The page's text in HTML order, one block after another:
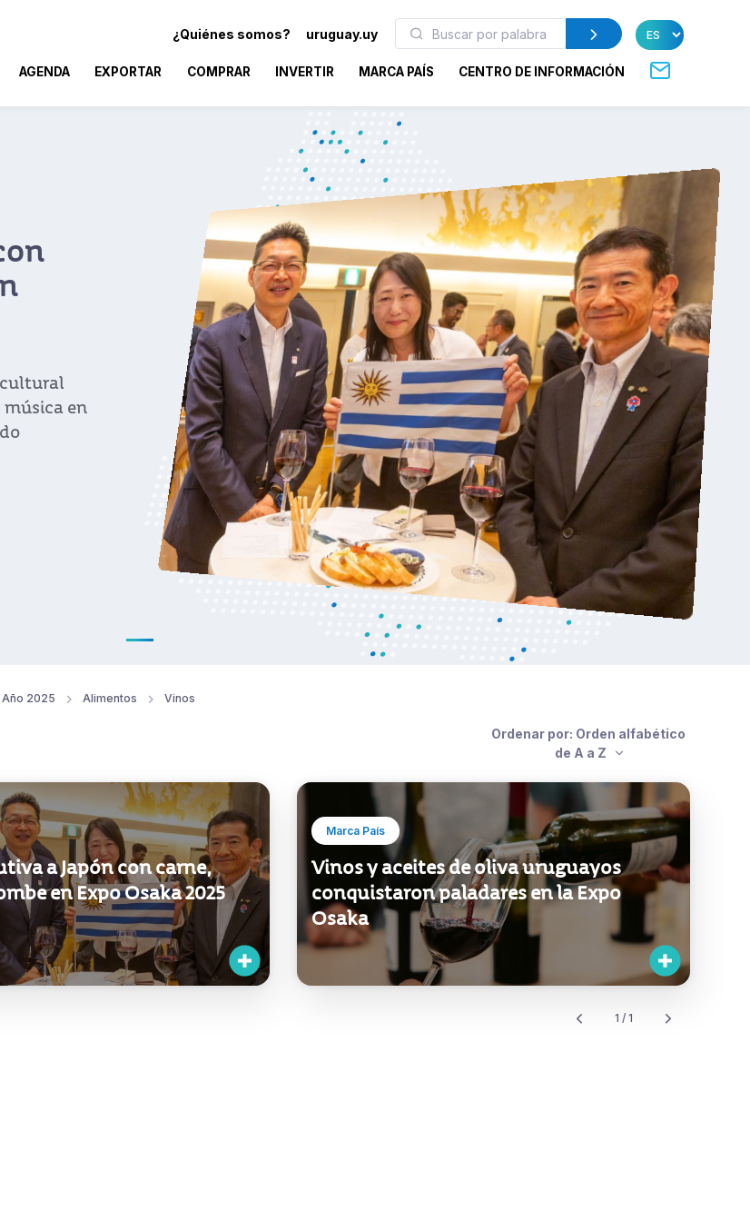
¿Quiénes somos? uruguay.uy
AGENDA EXPORTAR COMPRAR INVERTIR MARCA PAÍS CENTRO DE INFORMACIÓN
cultural
música en
Año 2025 Alimentos Vinos
Ordenar por: Orden alfabético
de A a Z
a Japón con carne,
en Expo Osaka 2025
Marca País
Vinos y aceites de oliva uruguayos
conquistaron paladares en la Expo
Osaka
1 / 1